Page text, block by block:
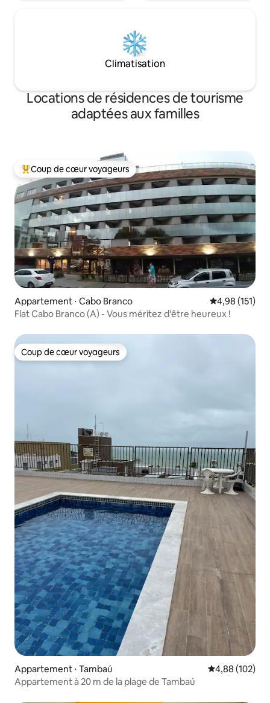
Climatisation
Locations de résidences de tourisme
adaptées aux familles
Coups de cœur voyageurs les plus appréciés
Coup de cœur voyageurs
Appartement ⋅ Cabo Branco Évaluation
4,98 (151)
Flat Cabo Branco (A) - Vous méritez d'être heureux !
Coup de cœur voyageurs
Coup de cœur voyageurs
Appartement ⋅ Tambaú Évaluation
4,88 (102)
Appartement à 20 m de la plage de Tambaú